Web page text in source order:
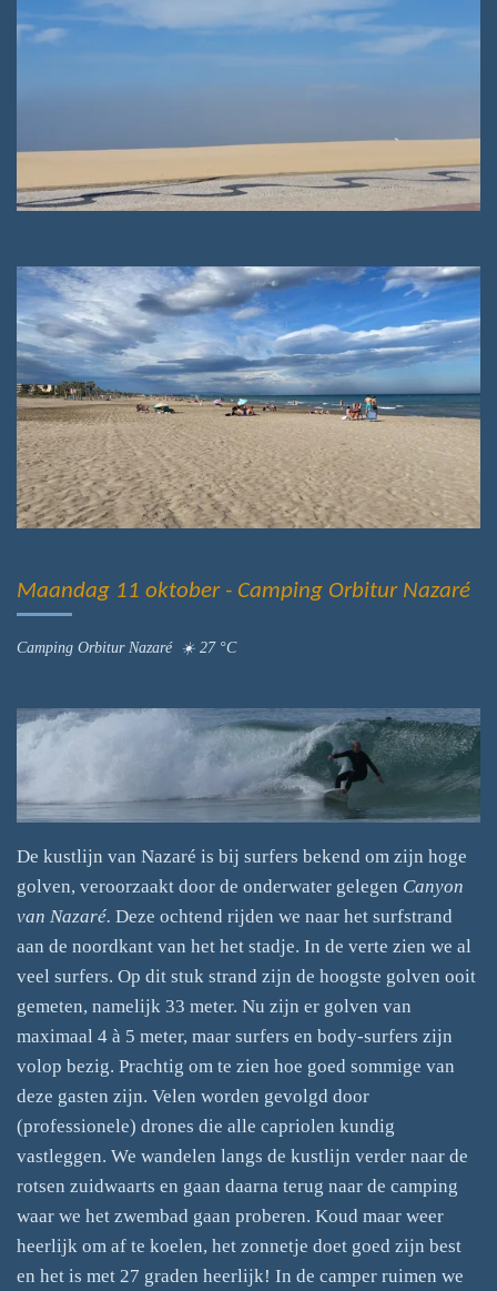
Maandag 11 oktober - Camping Orbitur Nazaré
Camping Orbitur Nazaré ☀️ 27 °C
De kustlijn van Nazaré is bij surfers bekend om zijn hoge
golven, veroorzaakt door de onderwater gelegen Canyon
van Nazaré. Deze ochtend rijden we naar het surfstrand
aan de noordkant van het het stadje. In de verte zien we al
veel surfers. Op dit stuk strand zijn de hoogste golven ooit
gemeten, namelijk 33 meter. Nu zijn er golven van
maximaal 4 à 5 meter, maar surfers en body-surfers zijn
volop bezig. Prachtig om te zien hoe goed sommige van
deze gasten zijn. Velen worden gevolgd door
(professionele) drones die alle capriolen kundig
vastleggen. We wandelen langs de kustlijn verder naar de
rotsen zuidwaarts en gaan daarna terug naar de camping
waar we het zwembad gaan proberen. Koud maar weer
heerlijk om af te koelen, het zonnetje doet goed zijn best
en het is met 27 graden heerlijk! In de camper ruimen we